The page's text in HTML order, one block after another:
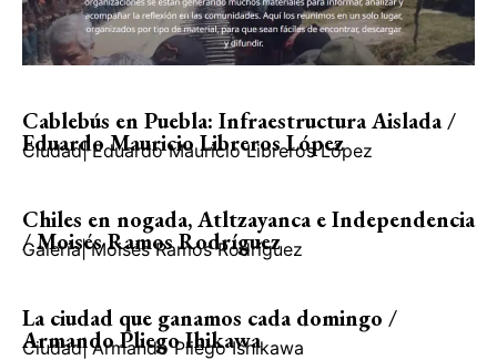
Cablebús en Puebla: Infraestructura Aislada /
Eduardo Mauricio Libreros López
Ciudad| Eduardo Mauricio Libreros López
Chiles en nogada, Atltzayanca e Independencia
/ Moisés Ramos Rodríguez
Galería| Moisés Ramos Rodríguez
La ciudad que ganamos cada domingo /
Armando Pliego Ihikawa
Ciudad| Armando Pliego Ishikawa